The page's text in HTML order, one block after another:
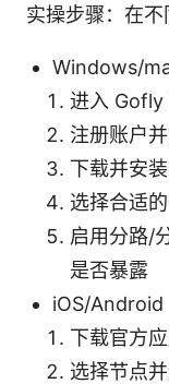
实操步骤：在
Windows/
进入 Gofly
注册账户
下载并安
选择合适
启用分路/
是否暴露
iOS/Android
下载官方
选择节点